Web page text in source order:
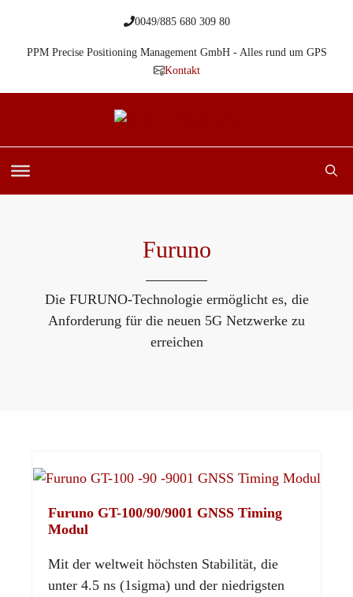
springen
0049/885 680 309 80
PPM Precise Positioning Management GmbH - Alles rund um GPS
Kontakt
Furuno
Die FURUNO-Technologie ermöglicht es, die
Anforderung für die neuen 5G Netzwerke zu
erreichen
Furuno GT-100/90/9001 GNSS Timing
Modul
Mit der weltweit höchsten Stabilität, die
unter 4.5 ns (1sigma) und der niedrigsten